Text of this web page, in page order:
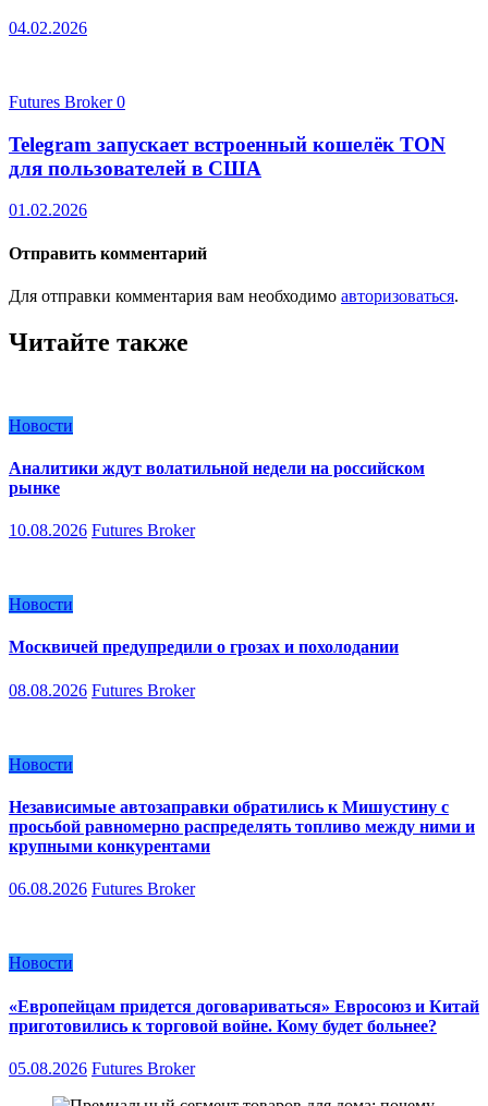
04.02.2026
Futures Broker0
Telegram запускает встроенный кошелёк TON
для пользователей в США
01.02.2026
Отправить комментарий
Для отправки комментария вам необходимо авторизоваться.
Читайте также
Новости
Аналитики ждут волатильной недели на российском
рынке
10.08.2026 Futures Broker
Новости
Москвичей предупредили о грозах и похолодании
08.08.2026 Futures Broker
Новости
Независимые автозаправки обратились к Мишустину с
просьбой равномерно распределять топливо между ними и
крупными конкурентами
06.08.2026 Futures Broker
Новости
«Европейцам придется договариваться» Евросоюз и Китай
приготовились к торговой войне. Кому будет больнее?
05.08.2026 Futures Broker